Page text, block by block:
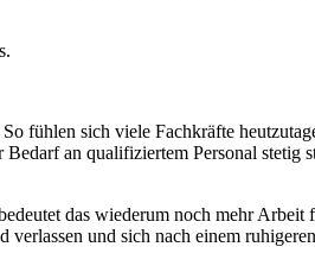
fühlen sich viele Fachkräfte
an qualifiziertem Personal stetig
das wiederum noch mehr Arbeit
und sich nach einem